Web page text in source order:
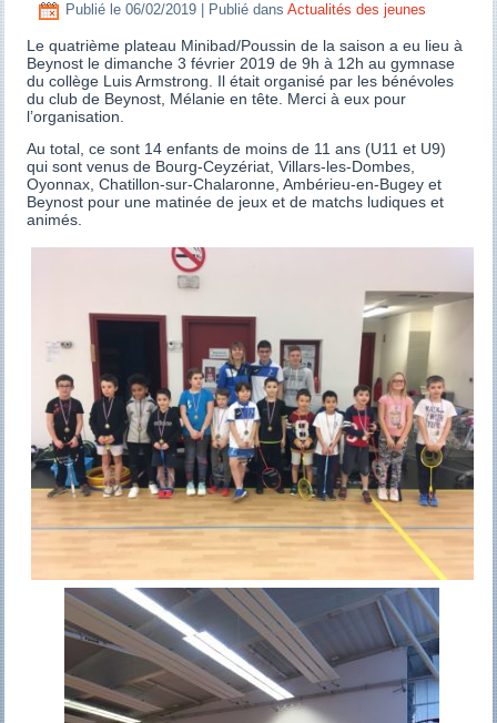
Publié le 06/02/2019 Publié dans Actualités des jeunes
Le quatrième plateau Minibad/Poussin de la saison a eu lieu à
Beynost le dimanche 3 février 2019 de 9h à 12h au gymnase
du collège Luis Armstrong. Il était organisé par les bénévoles
du club de Beynost, Mélanie en tête. Merci à eux pour
l’organisation.
Au total, ce sont 14 enfants de moins de 11 ans (U11 et U9)
qui sont venus de Bourg-Ceyzériat, Villars-les-Dombes,
Oyonnax, Chatillon-sur-Chalaronne, Ambérieu-en-Bugey et
Beynost pour une matinée de jeux et de matchs ludiques et
animés.